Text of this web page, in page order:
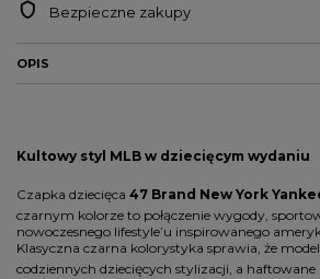
Bezpieczne zakupy
OPIS
Kultowy styl MLB w dziecięcym wydaniu
Czapka dziecięca 47 Brand New York
czarnym kolorze to połączenie wygody,
nowoczesnego lifestyle’u inspirowanego
Klasyczna czarna kolorystyka sprawia, że
codziennych dziecięcych stylizacji, a haftowane